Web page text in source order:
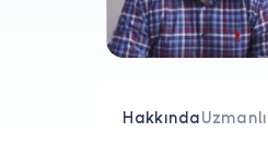
Hakkında